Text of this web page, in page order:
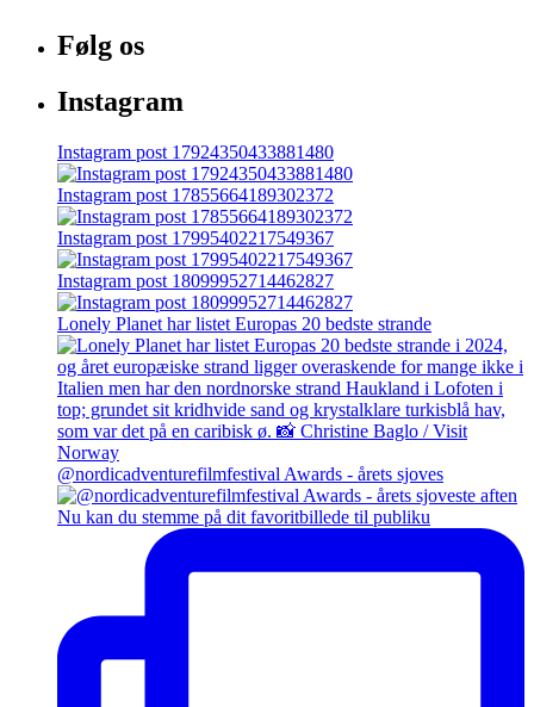
Følg os
Instagram
Instagram post 17924350433881480
Instagram post 17855664189302372
Instagram post 17995402217549367
Instagram post 18099952714462827
Lonely Planet har listet Europas 20 bedste strande
@nordicadventurefilmfestival Awards - årets sjoves
Nu kan du stemme på dit favoritbillede til publiku